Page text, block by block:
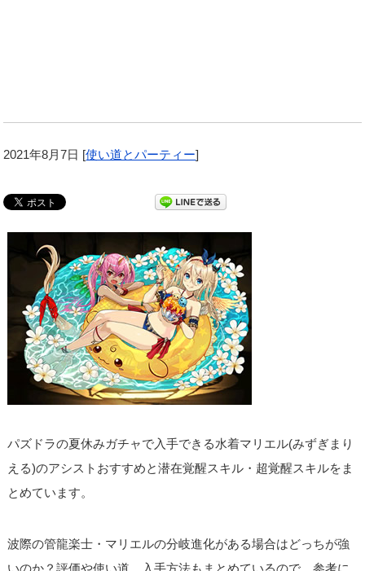
2021年8月7日 [使い道とパーティー]
パズドラの夏休みガチャで入手できる水着マリエル(みずぎまり
える)のアシストおすすめと潜在覚醒スキル・超覚醒スキルをま
とめています。
波際の管龍楽士・マリエルの分岐進化がある場合はどっちが強